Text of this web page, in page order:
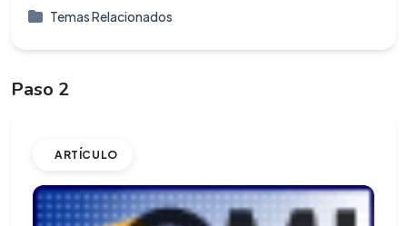
Temas Relacionados
Paso 2
ARTÍCULO